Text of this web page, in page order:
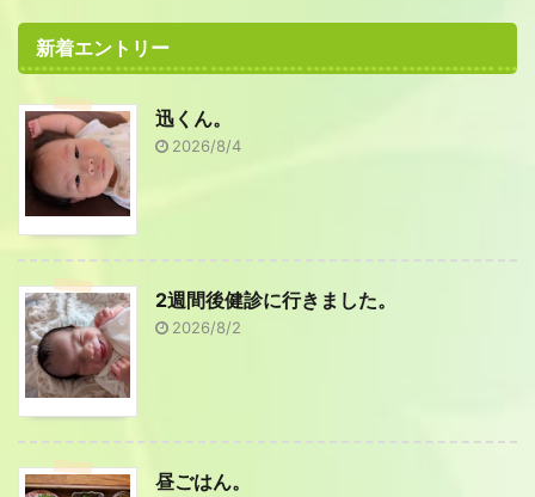
新着エントリー
迅くん。
2026/8/4
2週間後健診に行きました。
2026/8/2
昼ごはん。